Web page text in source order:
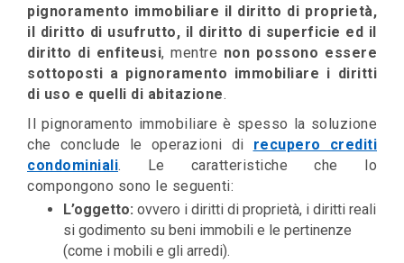
pignoramento immobiliare il diritto di proprietà,
il diritto di usufrutto, il diritto di superficie ed il
diritto di enfiteusi, mentre non possono essere
sottoposti a pignoramento immobiliare i diritti
di uso e quelli di abitazione.
Il pignoramento immobiliare è spesso la soluzione
che conclude le operazioni di recupero crediti
condominiali. Le caratteristiche che lo
compongono sono le seguenti:
L’oggetto: ovvero i diritti di proprietà, i diritti reali
si godimento su beni immobili e le pertinenze
(come i mobili e gli arredi).